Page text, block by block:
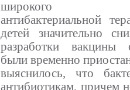
широкого
антибактериальной
детей значительно
разработки вакцины
были временно
выяснилось, что
антибиотикам, причем